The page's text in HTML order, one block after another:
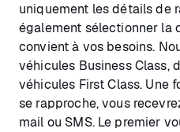
uniquement les détails de
également sélectionner la
convient à vos besoins.
véhicules Business Class,
véhicules First Class. Une
se rapproche, vous
mail ou SMS. Le premier